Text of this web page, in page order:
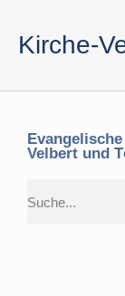
Kirche-
Velbert und